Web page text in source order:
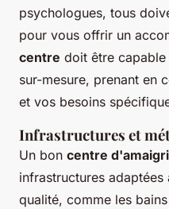
psychologues, tous
pour vous offrir un
centre doit être
sur-mesure, prenant en
et vos besoins
Infrastructures et
Un bon centre
infrastructures
qualité, comme les bains